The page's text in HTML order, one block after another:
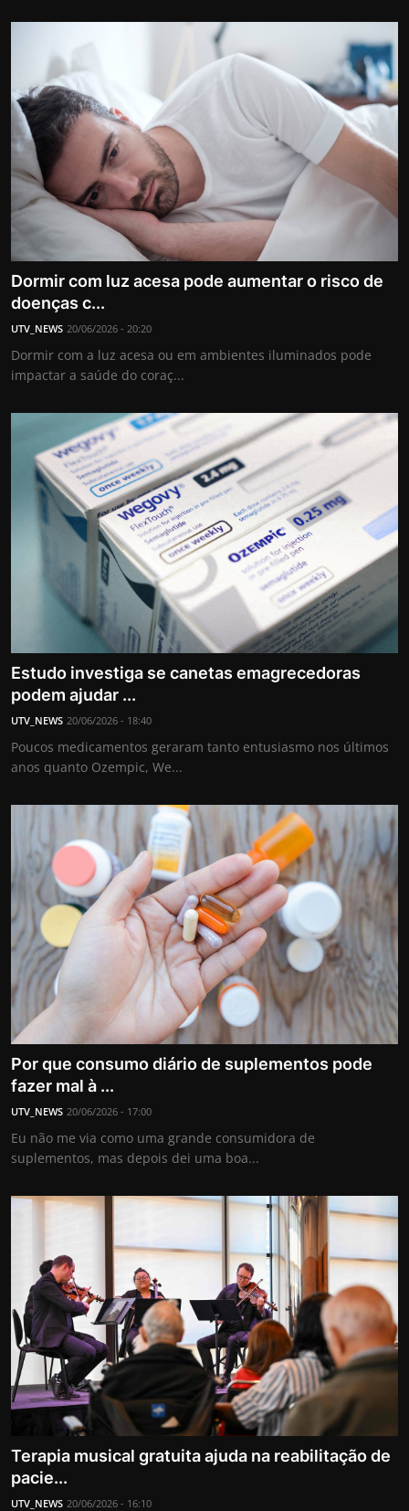
Dormir com luz acesa pode aumentar o risco de
doenças c...
UTV_NEWS 20/06/2026 - 20:20
Dormir com a luz acesa ou em ambientes iluminados pode
impactar a saúde do coraç...
Estudo investiga se canetas emagrecedoras
podem ajudar ...
UTV_NEWS 20/06/2026 - 18:40
Poucos medicamentos geraram tanto entusiasmo nos últimos
anos quanto Ozempic, We...
Por que consumo diário de suplementos pode
fazer mal à ...
UTV_NEWS 20/06/2026 - 17:00
Eu não me via como uma grande consumidora de
suplementos, mas depois dei uma boa...
Terapia musical gratuita ajuda na reabilitação de
pacie...
UTV_NEWS 20/06/2026 - 16:10